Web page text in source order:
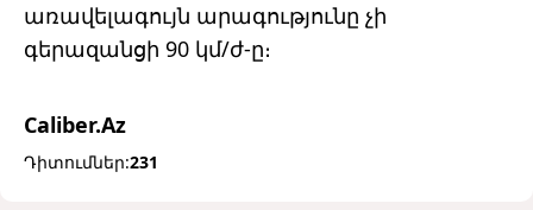
առավելագույն արագությունը չի
գերազանցի 90 կմ/ժ-ը։
Caliber.Az
Դիտումներ:231